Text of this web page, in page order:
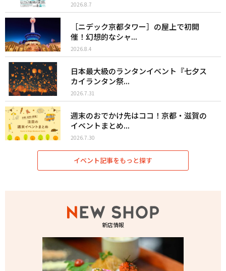
2026.8.7
［ニデック京都タワー］の屋上で初開
催！幻想的なシャ...
2026.8.4
日本最大級のランタンイベント『七夕ス
カイランタン祭...
2026.7.31
週末のおでかけ先はココ！京都・滋賀の
イベントまとめ...
2026.7.30
イベント記事をもっと探す
新店情報